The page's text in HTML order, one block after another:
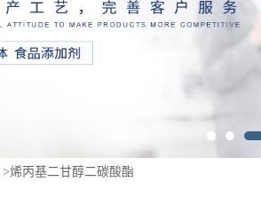
>烯丙基二甘醇二碳酸酯